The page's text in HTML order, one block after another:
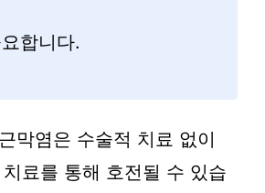
합니다.
막염은 수술적 치료 없이
료를 통해 호전될 수 있습